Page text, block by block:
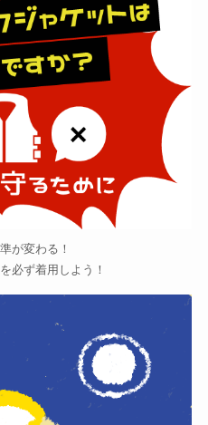
が変わる！
必ず着用しよう！